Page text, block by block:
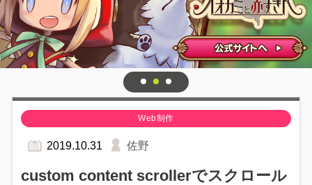
Web制作
2019.10.31 佐野
custom content scrollerでスクロール